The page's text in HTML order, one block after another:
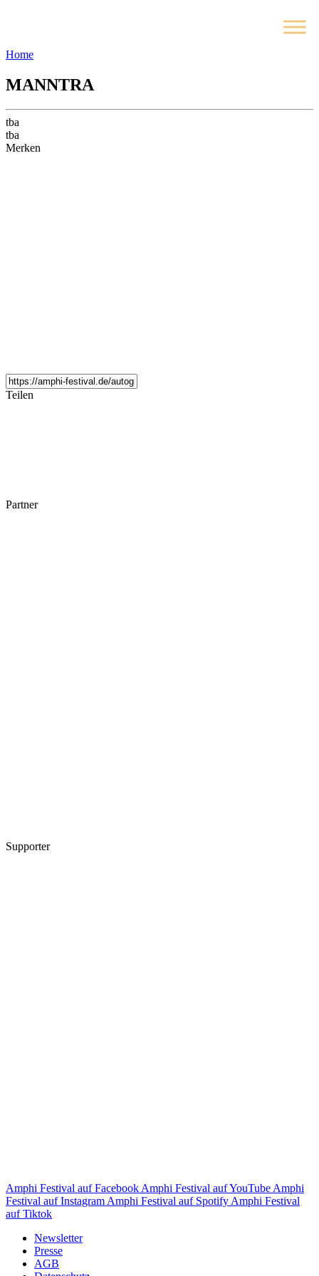
Home
MANNTRA
tba
tba
Merken
Teilen
Partner
Supporter
Amphi Festival auf Facebook Amphi Festival auf YouTube Amphi
Festival auf Instagram Amphi Festival auf Spotify Amphi Festival
auf Tiktok
Newsletter
Presse
AGB